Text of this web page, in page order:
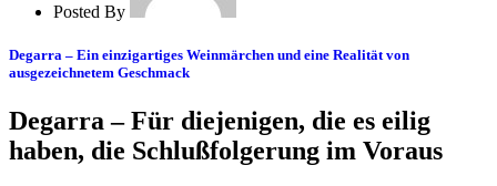
Posted By
Degarra – Ein einzigartiges Weinmärchen und eine Realität von
ausgezeichnetem Geschmack
Degarra – Für diejenigen, die es eilig
haben, die Schlußfolgerung im Voraus